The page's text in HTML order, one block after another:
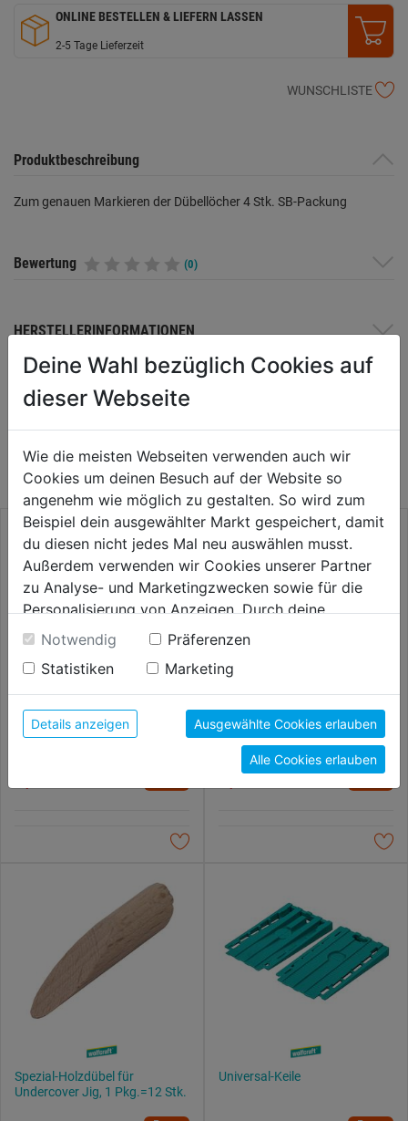
ONLINE BESTELLEN & LIEFERN LASSEN
2-5 Tage Lieferzeit
WUNSCHLISTE
Produktbeschreibung
Zum genauen Markieren der Dübellöcher 4 Stk. SB-Packung
Bewertung (0)
HERSTELLERINFORMATIONEN
WEITERE PRODUKTE AUS DIESER
KATEGORIE
Dübelfix 4er SB Langholzdübel Buche geriffelt
5,89€
Spezial-Holzdübel für
Undercover Jig, 1 Pkg.=12 Stk.
Universal-Keile
Deine Wahl bezüglich Cookies auf
dieser Webseite
Wie die meisten Webseiten verwenden auch wir
Cookies um deinen Besuch auf der Website so
angenehm wie möglich zu gestalten. So wird zum
Beispiel dein ausgewählter Markt gespeichert, damit
du diesen nicht jedes Mal neu auswählen musst.
Außerdem verwenden wir Cookies unserer Partner
zu Analyse- und Marketingzwecken sowie für die
Personalisierung von Anzeigen. Durch deine
Einwilligung werden die Daten von Drittanbieter,
unter anderem auch in den USA, verarbeitet.
Durch Klick auf "Alle Cookies erlauben" stimmst du
der Verwendung aller Cookies zu. Unter "Details
anzeigen" findest du alle Infos zu den
unterschiedlichen Cookies, unter "Cookies
Konfigurieren" kannst du auswählen, welche Cookies
du zulassen möchtest und welche nicht.
.
Notwendig
Präferenzen
Statistiken
Marketing
Details anzeigen Ausgewählte Cookies erlauben
Alle Cookies erlauben